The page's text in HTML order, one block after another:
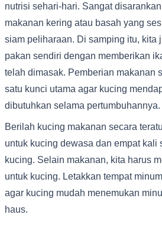
nutrisi sehari-hari. Sangat
makanan kering atau basah yang
siam peliharaan. Di samping itu, kita
pakan sendiri dengan memberikan
telah dimasak. Pemberian makanan
satu kunci utama agar kucing
dibutuhkan selama pertumbuhannya.
Berilah kucing makanan secara
untuk kucing dewasa dan empat kali
kucing. Selain makanan, kita harus
untuk kucing. Letakkan tempat
agar kucing mudah menemukan
haus.